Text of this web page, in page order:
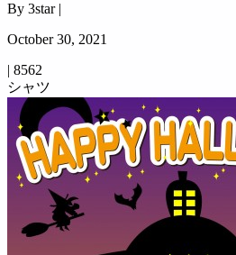
By 3star |
October 30, 2021
| 8562
シャツ